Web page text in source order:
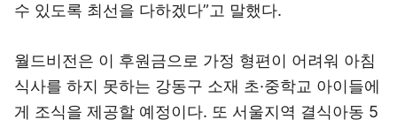
수 있도록 최선을 다하겠다”고 말했다.
월드비전은 이 후원금으로 가정 형편이 어려워 아침
식사를 하지 못하는 강동구 소재 초·중학교 아이들에
게 조식을 제공할 예정이다. 또 서울지역 결식아동 5